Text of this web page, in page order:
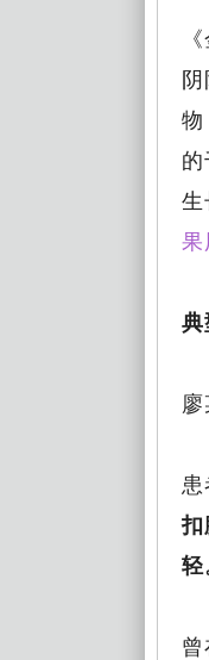
物
的
生
果
典
扣
轻